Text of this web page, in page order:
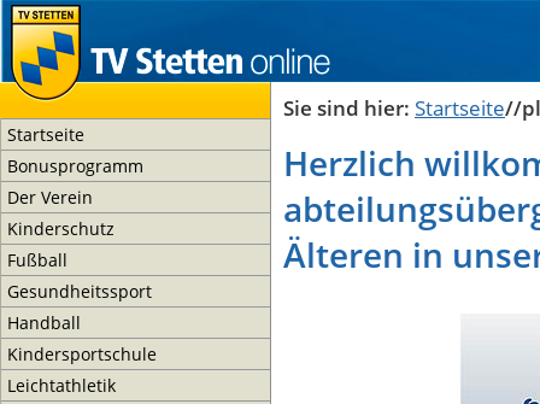
Startseite
Bonusprogramm
Der Verein
Kinderschutz
Fußball
Gesundheitssport
Handball
Kindersportschule
Leichtathletik
Sie sind hier: Startseite//
Herzlich
Älteren in